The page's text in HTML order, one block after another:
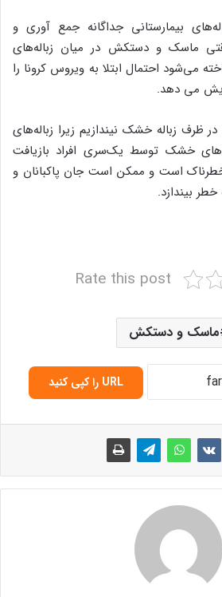
بیمارستانی جداگانه جمع آوری و
ماسک و دستکش در میان زباله‌های
می‌شود احتمال ابتلا به ویروس کرونا را
می دهد.
زباله خشک نیندازیم زیرا زباله‌های
خشک توسط یک‌سری افراد بازیافت
است و ممکن است جان پاکبانان و
خطر بیندازد.
Rate this post
ماسک و دستکش
URL را کپی کنید